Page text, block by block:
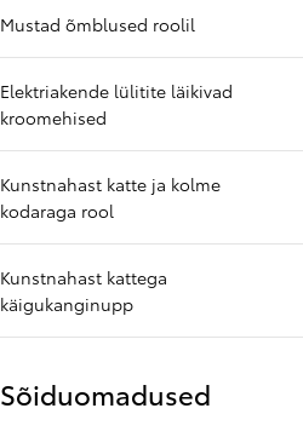
Mustad õmblused roolil
Elektriakende lülitite läikivad
kroomehised
Kunstnahast katte ja kolme
kodaraga rool
Kunstnahast kattega
käigukanginupp
Sõiduomadused